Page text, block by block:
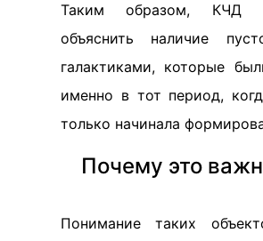
Таким образом, КЧД
объяснить наличие
галактиками, которые
именно в тот период,
только начинала
Почему это
Понимание таких